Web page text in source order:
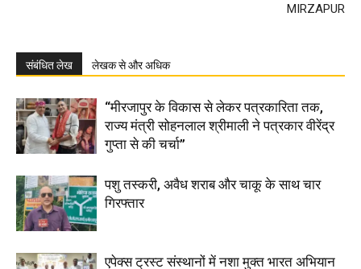
MIRZAPUR
संबंधित लेख लेखक से और अधिक
“मीरजापुर के विकास से लेकर पत्रकारिता तक,
राज्य मंत्री सोहनलाल श्रीमाली ने पत्रकार वीरेंद्र
गुप्ता से की चर्चा”
पशु तस्करी, अवैध शराब और चाकू के साथ चार
गिरफ्तार
एपेक्स ट्रस्ट संस्थानों में नशा मुक्त भारत अभियान